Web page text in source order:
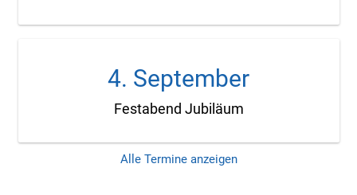
Festabend Jubiläum
4. September
Alle Termine anzeigen